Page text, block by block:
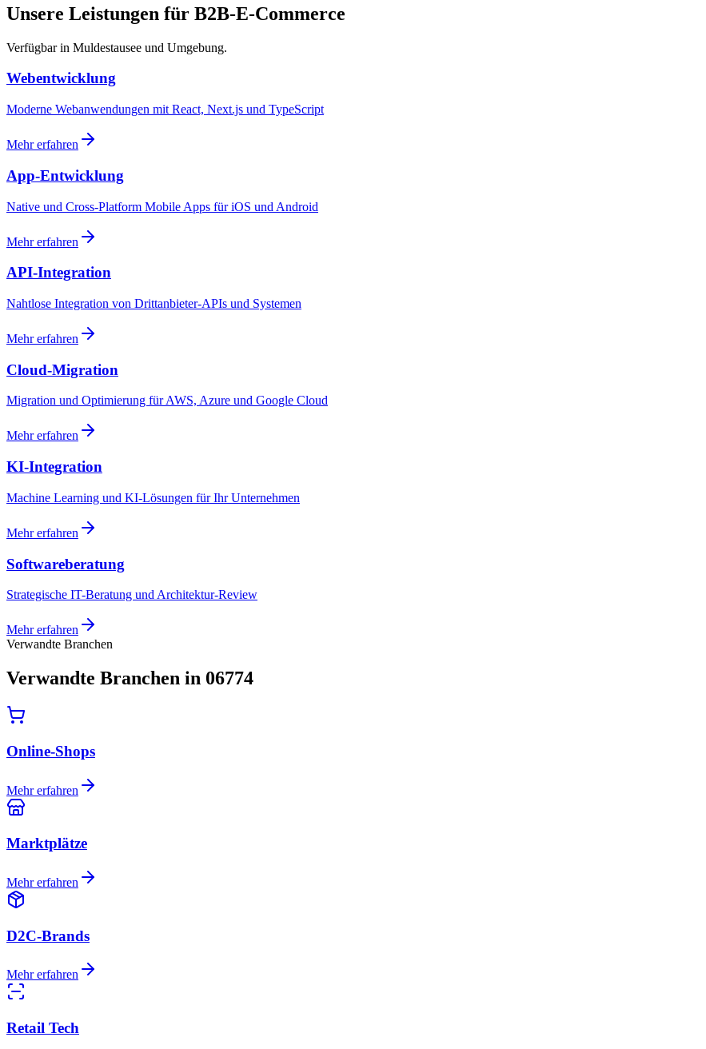
Unsere Leistungen für B2B-E-Commerce
Verfügbar in Muldestausee und Umgebung.
Webentwicklung
Moderne Webanwendungen mit React, Next.js und TypeScript
Mehr erfahren
App-Entwicklung
Native und Cross-Platform Mobile Apps für iOS und Android
Mehr erfahren
API-Integration
Nahtlose Integration von Drittanbieter-APIs und Systemen
Mehr erfahren
Cloud-Migration
Migration und Optimierung für AWS, Azure und Google Cloud
Mehr erfahren
KI-Integration
Machine Learning und KI-Lösungen für Ihr Unternehmen
Mehr erfahren
Softwareberatung
Strategische IT-Beratung und Architektur-Review
Mehr erfahren
Verwandte Branchen
Verwandte Branchen in 06774
Online-Shops
Mehr erfahren
Marktplätze
Mehr erfahren
D2C-Brands
Mehr erfahren
Retail Tech